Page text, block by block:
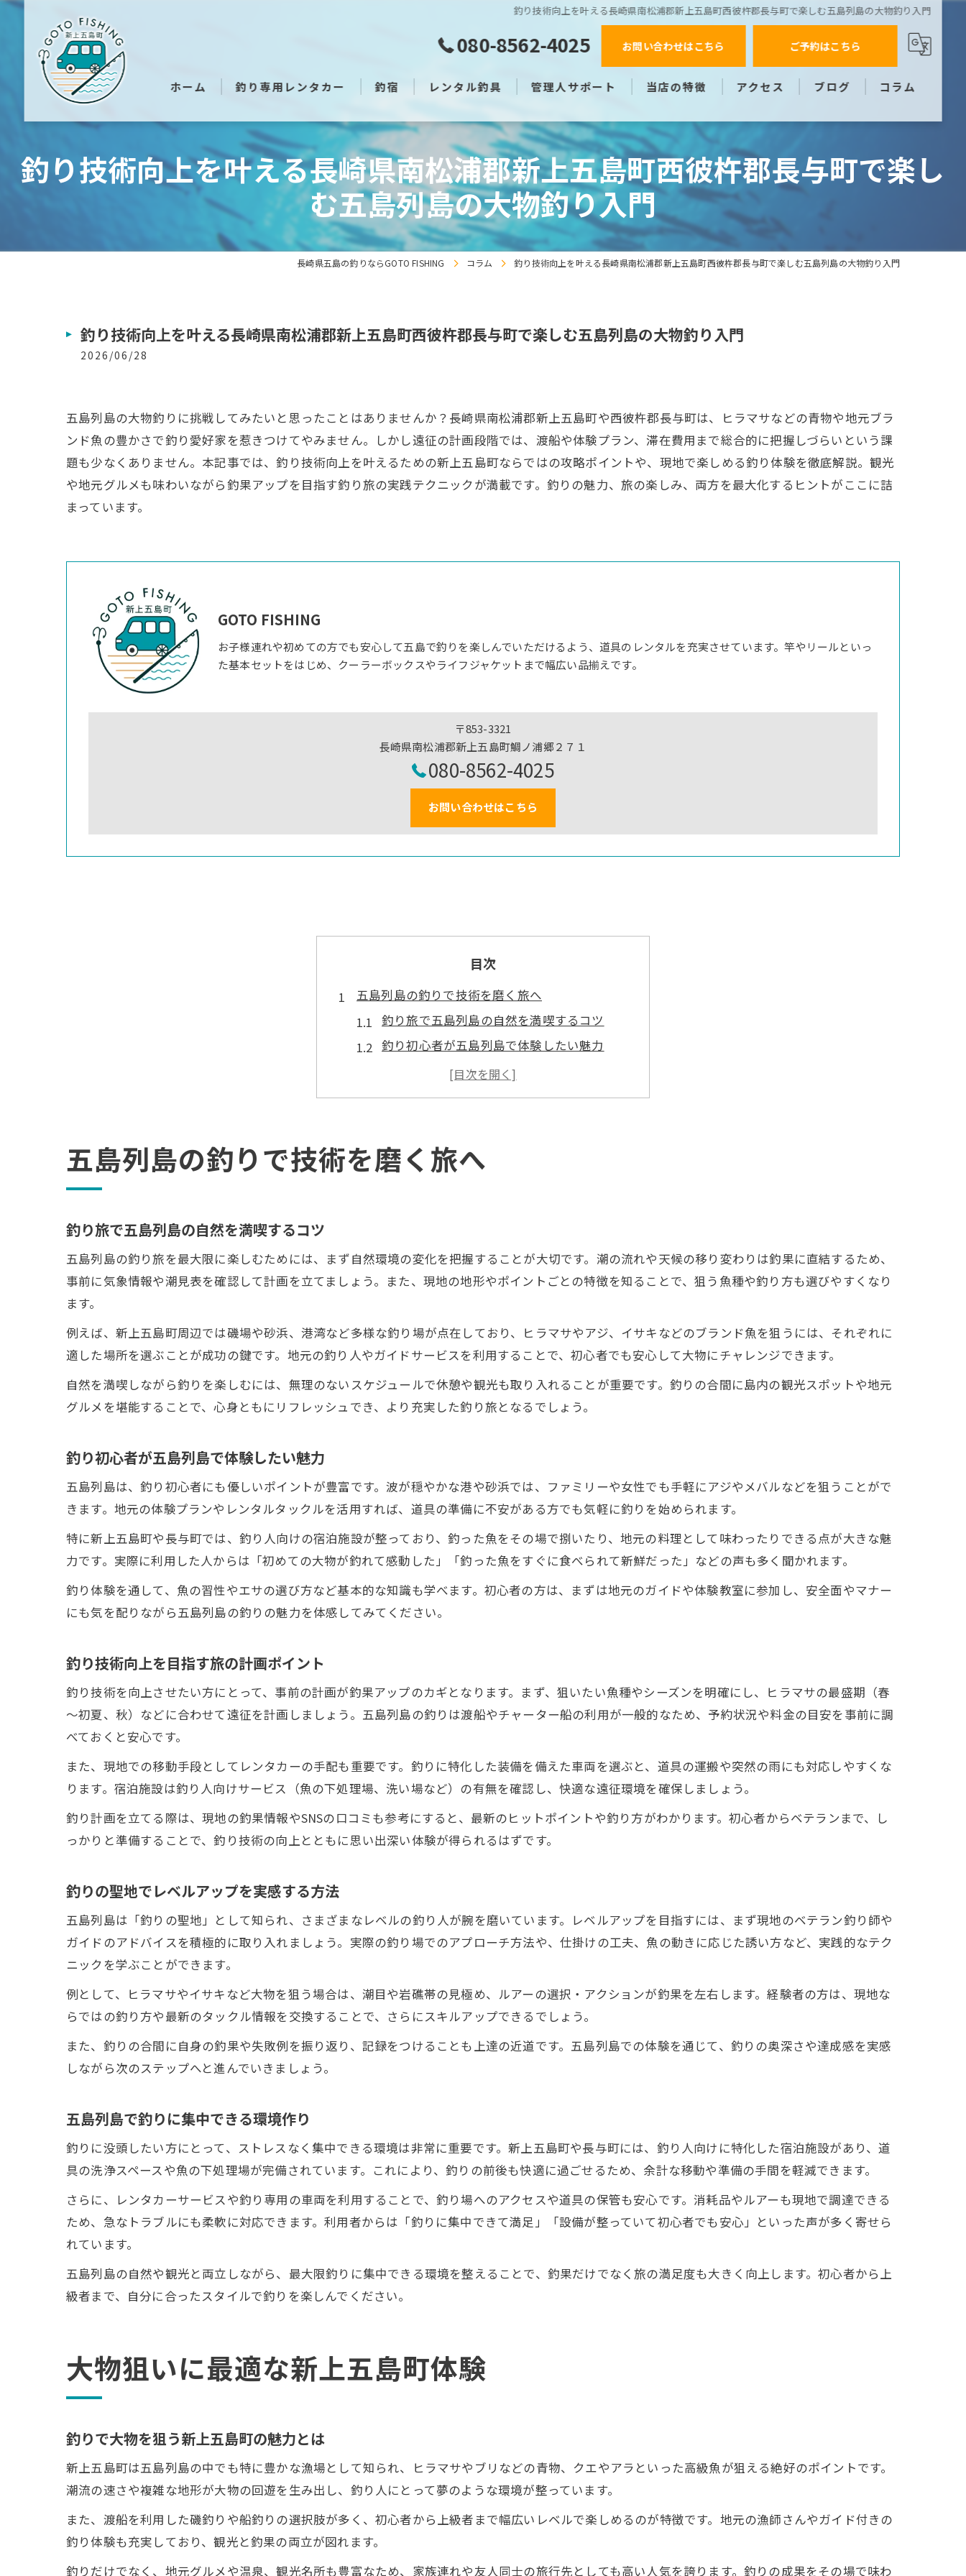
釣り技術向上を叶える長崎県南松浦郡新上五島町西彼杵郡長与町で楽しむ五島列島の大物釣り入門
080-8562-4025 お問い合わせはこちら ご予約はこちら
ホーム 釣り専用レンタカー 釣宿 レンタル釣具 管理人サポート 当店の特徴
道具
レンタカー
宿泊
遠征
ガイド
アクセス ブログ コラム
釣り技術向上を叶える長崎県南松浦郡新上五島町西彼杵郡長与町で楽し
む五島列島の大物釣り入門
長崎県五島の釣りならGOTO FISHING コラム 釣り技術向上を叶える長崎県南松浦郡新上五島町西彼杵郡長与町で楽しむ五島列島の大物釣り入門
釣り技術向上を叶える長崎県南松浦郡新上五島町西彼杵郡長与町で楽しむ五島列島の大物釣り入門
2026/06/28
五島列島の大物釣りに挑戦してみたいと思ったことはありませんか？長崎県南松浦郡新上五島町や西彼杵郡長与町は、ヒラマサなどの青物や地元ブラ
ンド魚の豊かさで釣り愛好家を惹きつけてやみません。しかし遠征の計画段階では、渡船や体験プラン、滞在費用まで総合的に把握しづらいという課
題も少なくありません。本記事では、釣り技術向上を叶えるための新上五島町ならではの攻略ポイントや、現地で楽しめる釣り体験を徹底解説。観光
や地元グルメも味わいながら釣果アップを目指す釣り旅の実践テクニックが満載です。釣りの魅力、旅の楽しみ、両方を最大化するヒントがここに詰
まっています。
GOTO FISHING
お子様連れや初めての方でも安心して五島で釣りを楽しんでいただけるよう、道具のレンタルを充実させています。竿やリールといっ
た基本セットをはじめ、クーラーボックスやライフジャケットまで幅広い品揃えです。
〒853-3321
長崎県南松浦郡新上五島町鯛ノ浦郷２７１
080-8562-4025
お問い合わせはこちら
目次
五島列島の釣りで技術を磨く旅へ
釣り旅で五島列島の自然を満喫するコツ
釣り初心者が五島列島で体験したい魅力
釣り技術向上を目指す旅の計画ポイント
釣りの聖地でレベルアップを実感する方法
大物狙いに最適な新上五島町体験
釣りで大物を狙う新上五島町の魅力とは
釣り体験を成功させる事前準備の秘訣
釣りで釣果を伸ばすルアー選びのコツ
釣りでヒラマサに強い潮回りを見極める
釣り旅で巡りたい観光スポットの選び方
釣り遠征で充実した時間を過ごすポイント
旬の魚と地元グルメが彩る釣行
釣りで出会う旬の魚とその味わい方
釣り食体験で知る新鮮な魚の美味しさ
釣り旅でおすすめの地元料理と食べ方
釣り初心者が押さえるべき基本テクニック
釣り技術向上のための練習ポイント解説
釣りで安定した釣果を出す工夫とコツ
釣り道具の選び方とメンテナンス方法
五島列島の釣りで技術を磨く旅へ
釣り旅で五島列島の自然を満喫するコツ
五島列島の釣り旅を最大限に楽しむためには、まず自然環境の変化を把握することが大切です。潮の流れや天候の移り変わりは釣果に直結するため、
事前に気象情報や潮見表を確認して計画を立てましょう。また、現地の地形やポイントごとの特徴を知ることで、狙う魚種や釣り方も選びやすくなり
ます。
例えば、新上五島町周辺では磯場や砂浜、港湾など多様な釣り場が点在しており、ヒラマサやアジ、イサキなどのブランド魚を狙うには、それぞれに
適した場所を選ぶことが成功の鍵です。地元の釣り人やガイドサービスを利用することで、初心者でも安心して大物にチャレンジできます。
自然を満喫しながら釣りを楽しむには、無理のないスケジュールで休憩や観光も取り入れることが重要です。釣りの合間に島内の観光スポットや地元
グルメを堪能することで、心身ともにリフレッシュでき、より充実した釣り旅となるでしょう。
釣り初心者が五島列島で体験したい魅力
五島列島は、釣り初心者にも優しいポイントが豊富です。波が穏やかな港や砂浜では、ファミリーや女性でも手軽にアジやメバルなどを狙うことがで
きます。地元の体験プランやレンタルタックルを活用すれば、道具の準備に不安がある方でも気軽に釣りを始められます。
特に新上五島町や長与町では、釣り人向けの宿泊施設が整っており、釣った魚をその場で捌いたり、地元の料理として味わったりできる点が大きな魅
力です。実際に利用した人からは「初めての大物が釣れて感動した」「釣った魚をすぐに食べられて新鮮だった」などの声も多く聞かれます。
釣り体験を通して、魚の習性やエサの選び方など基本的な知識も学べます。初心者の方は、まずは地元のガイドや体験教室に参加し、安全面やマナー
にも気を配りながら五島列島の釣りの魅力を体感してみてください。
釣り技術向上を目指す旅の計画ポイント
釣り技術を向上させたい方にとって、事前の計画が釣果アップのカギとなります。まず、狙いたい魚種やシーズンを明確にし、ヒラマサの最盛期（春
～初夏、秋）などに合わせて遠征を計画しましょう。五島列島の釣りは渡船やチャーター船の利用が一般的なため、予約状況や料金の目安を事前に調
べておくと安心です。
また、現地での移動手段としてレンタカーの手配も重要です。釣りに特化した装備を備えた車両を選ぶと、道具の運搬や突然の雨にも対応しやすくな
ります。宿泊施設は釣り人向けサービス（魚の下処理場、洗い場など）の有無を確認し、快適な遠征環境を確保しましょう。
釣り計画を立てる際は、現地の釣果情報やSNSの口コミも参考にすると、最新のヒットポイントや釣り方がわかります。初心者からベテランまで、し
っかりと準備することで、釣り技術の向上とともに思い出深い体験が得られるはずです。
釣りの聖地でレベルアップを実感する方法
五島列島は「釣りの聖地」として知られ、さまざまなレベルの釣り人が腕を磨いています。レベルアップを目指すには、まず現地のベテラン釣り師や
ガイドのアドバイスを積極的に取り入れましょう。実際の釣り場でのアプローチ方法や、仕掛けの工夫、魚の動きに応じた誘い方など、実践的なテク
ニックを学ぶことができます。
例として、ヒラマサやイサキなど大物を狙う場合は、潮目や岩礁帯の見極め、ルアーの選択・アクションが釣果を左右します。経験者の方は、現地な
らではの釣り方や最新のタックル情報を交換することで、さらにスキルアップできるでしょう。
また、釣りの合間に自身の釣果や失敗例を振り返り、記録をつけることも上達の近道です。五島列島での体験を通じて、釣りの奥深さや達成感を実感
しながら次のステップへと進んでいきましょう。
五島列島で釣りに集中できる環境作り
釣りに没頭したい方にとって、ストレスなく集中できる環境は非常に重要です。新上五島町や長与町には、釣り人向けに特化した宿泊施設があり、道
具の洗浄スペースや魚の下処理場が完備されています。これにより、釣りの前後も快適に過ごせるため、余計な移動や準備の手間を軽減できます。
さらに、レンタカーサービスや釣り専用の車両を利用することで、釣り場へのアクセスや道具の保管も安心です。消耗品やルアーも現地で調達できる
ため、急なトラブルにも柔軟に対応できます。利用者からは「釣りに集中できて満足」「設備が整っていて初心者でも安心」といった声が多く寄せら
れています。
五島列島の自然や観光と両立しながら、最大限釣りに集中できる環境を整えることで、釣果だけでなく旅の満足度も大きく向上します。初心者から上
級者まで、自分に合ったスタイルで釣りを楽しんでください。
大物狙いに最適な新上五島町体験
釣りで大物を狙う新上五島町の魅力とは
新上五島町は五島列島の中でも特に豊かな漁場として知られ、ヒラマサやブリなどの青物、クエやアラといった高級魚が狙える絶好のポイントです。
潮流の速さや複雑な地形が大物の回遊を生み出し、釣り人にとって夢のような環境が整っています。
また、渡船を利用した磯釣りや船釣りの選択肢が多く、初心者から上級者まで幅広いレベルで楽しめるのが特徴です。地元の漁師さんやガイド付きの
釣り体験も充実しており、観光と釣果の両立が図れます。
釣りだけでなく、地元グルメや温泉、観光名所も豊富なため、家族連れや友人同士の旅行先としても高い人気を誇ります。釣りの成果をその場で味わ